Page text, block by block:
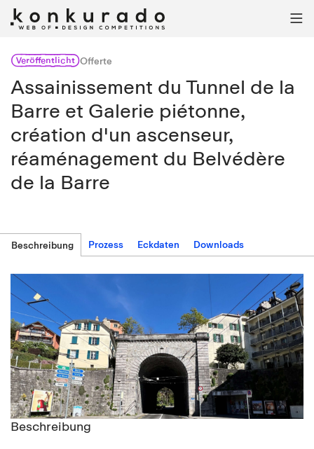

VeröffentlichtOfferte
Assainissement du Tunnel de la
Barre et Galerie piétonne,
création d'un ascenseur,
réaménagement du Belvédère
de la Barre
Beschreibung Prozess Eckdaten Downloads
Beschreibung